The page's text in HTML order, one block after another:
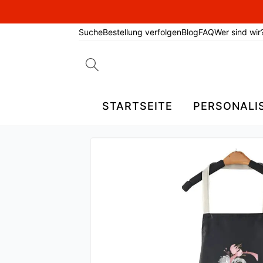
SucheBestellung verfolgenBlogFAQWer sind
STARTSEITE